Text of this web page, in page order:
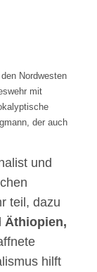
Nordwesten
mit
der auch
und
teil, dazu
Äthiopien,
hilft